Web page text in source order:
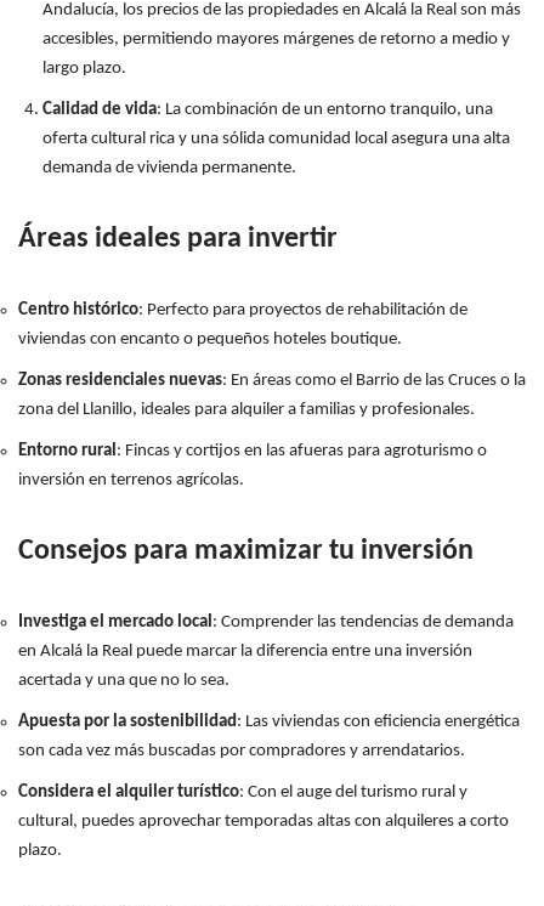
Andalucía, los precios de las propiedades en Alcalá la Real son más
accesibles, permitiendo mayores márgenes de retorno a medio y
largo plazo.
Calidad de vida: La combinación de un entorno tranquilo, una
oferta cultural rica y una sólida comunidad local asegura una alta
demanda de vivienda permanente.
Áreas ideales para invertir
Centro histórico: Perfecto para proyectos de rehabilitación de
viviendas con encanto o pequeños hoteles boutique.
Zonas residenciales nuevas: En áreas como el Barrio de las Cruces o la
zona del Llanillo, ideales para alquiler a familias y profesionales.
Entorno rural: Fincas y cortijos en las afueras para agroturismo o
inversión en terrenos agrícolas.
Consejos para maximizar tu inversión
Investiga el mercado local: Comprender las tendencias de demanda
en Alcalá la Real puede marcar la diferencia entre una inversión
acertada y una que no lo sea.
Apuesta por la sostenibilidad: Las viviendas con eficiencia energética
son cada vez más buscadas por compradores y arrendatarios.
Considera el alquiler turístico: Con el auge del turismo rural y
cultural, puedes aprovechar temporadas altas con alquileres a corto
plazo.